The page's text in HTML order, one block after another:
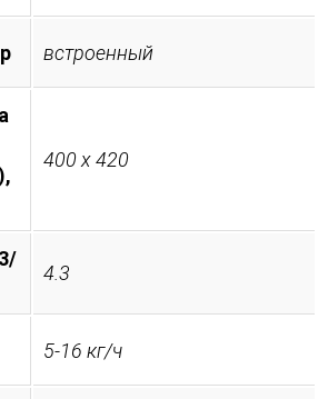
встроенный
400 х 420
4.3
5-16 кг/ч